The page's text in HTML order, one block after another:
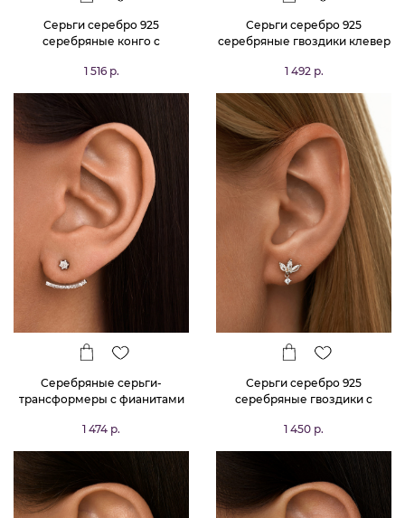
Серьги серебро 925
серебряные конго с
1 516 р.
Серьги серебро 925
серебряные гвоздики клевер
1 492 р.
Серебряные серьги-
трансформеры с фианитами
1 474 р.
Серьги серебро 925
серебряные гвоздики с
1 450 р.